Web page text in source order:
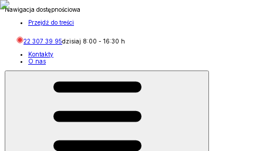
Nawigacja dostępnościowa
Przejdź do treści
22 307 39 95dzisiaj 8:00 - 16:30 h
Kontakty
O nas